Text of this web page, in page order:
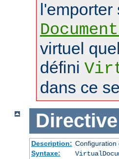
l'emporter
virtuel
défini
dans ce
Directive
Description: Configuration
Syntaxe: